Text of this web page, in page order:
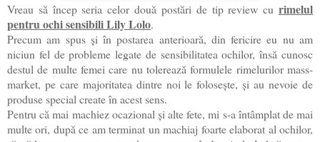
Vreau să încep seria celor două postări de tip review cu rimelul
pentru ochi sensibili Lily Lolo.
Precum am spus și în postarea anterioară, din fericire eu nu am
niciun fel de probleme legate de sensibilitatea ochilor, însă cunosc
destul de multe femei care nu tolerează formulele rimelurilor mass-
market, pe care majoritatea dintre noi le folosește, și au nevoie de
produse special create în acest sens.
Pentru că mai machiez ocazional și alte fete, mi s-a întâmplat de mai
multe ori, după ce am terminat un machiaj foarte elaborat al ochilor,